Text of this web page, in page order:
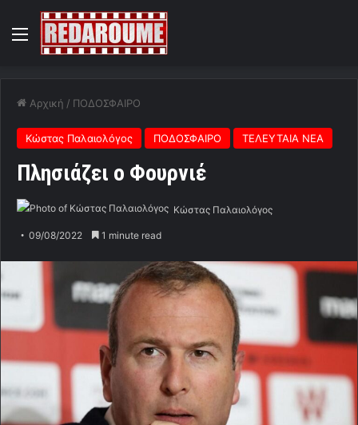
Menu
Αρχική / ΠΟΔΟΣΦΑΙΡΟ
Κώστας Παλαιολόγος ΠΟΔΟΣΦΑΙΡΟ ΤΕΛΕΥΤΑΙΑ ΝΕΑ
Πλησιάζει ο Φουρνιέ
Κώστας Παλαιολόγος
09/08/2022 1 minute read